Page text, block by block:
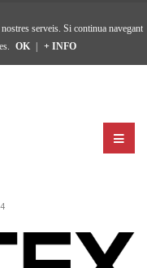
serveis. Si continua navegant
OK + INFO